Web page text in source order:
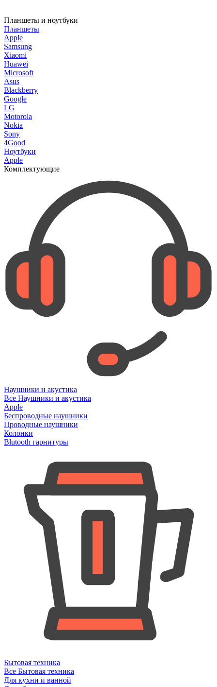
Планшеты и ноутбуки
Планшеты
Apple
Samsung
Xiaomi
Huawei
Microsoft
Asus
Blackberry
Google
LG
Motorola
Nokia
Sony
4Good
Ноутбуки
Apple
Комплектующие
Наушники и акустика
Все Наушники и акустика
Apple
Беспроводные наушники
Проводные наушники
Колонки
Blutooth гарнитуры
Бытовая техника
Все Бытовая техника
Для кухни и ванной